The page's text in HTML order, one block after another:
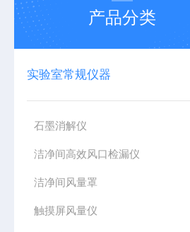
产品分类
实验室常规仪器
石墨消解仪
洁净间高效风口检漏仪
洁净间风量罩
触摸屏风量仪